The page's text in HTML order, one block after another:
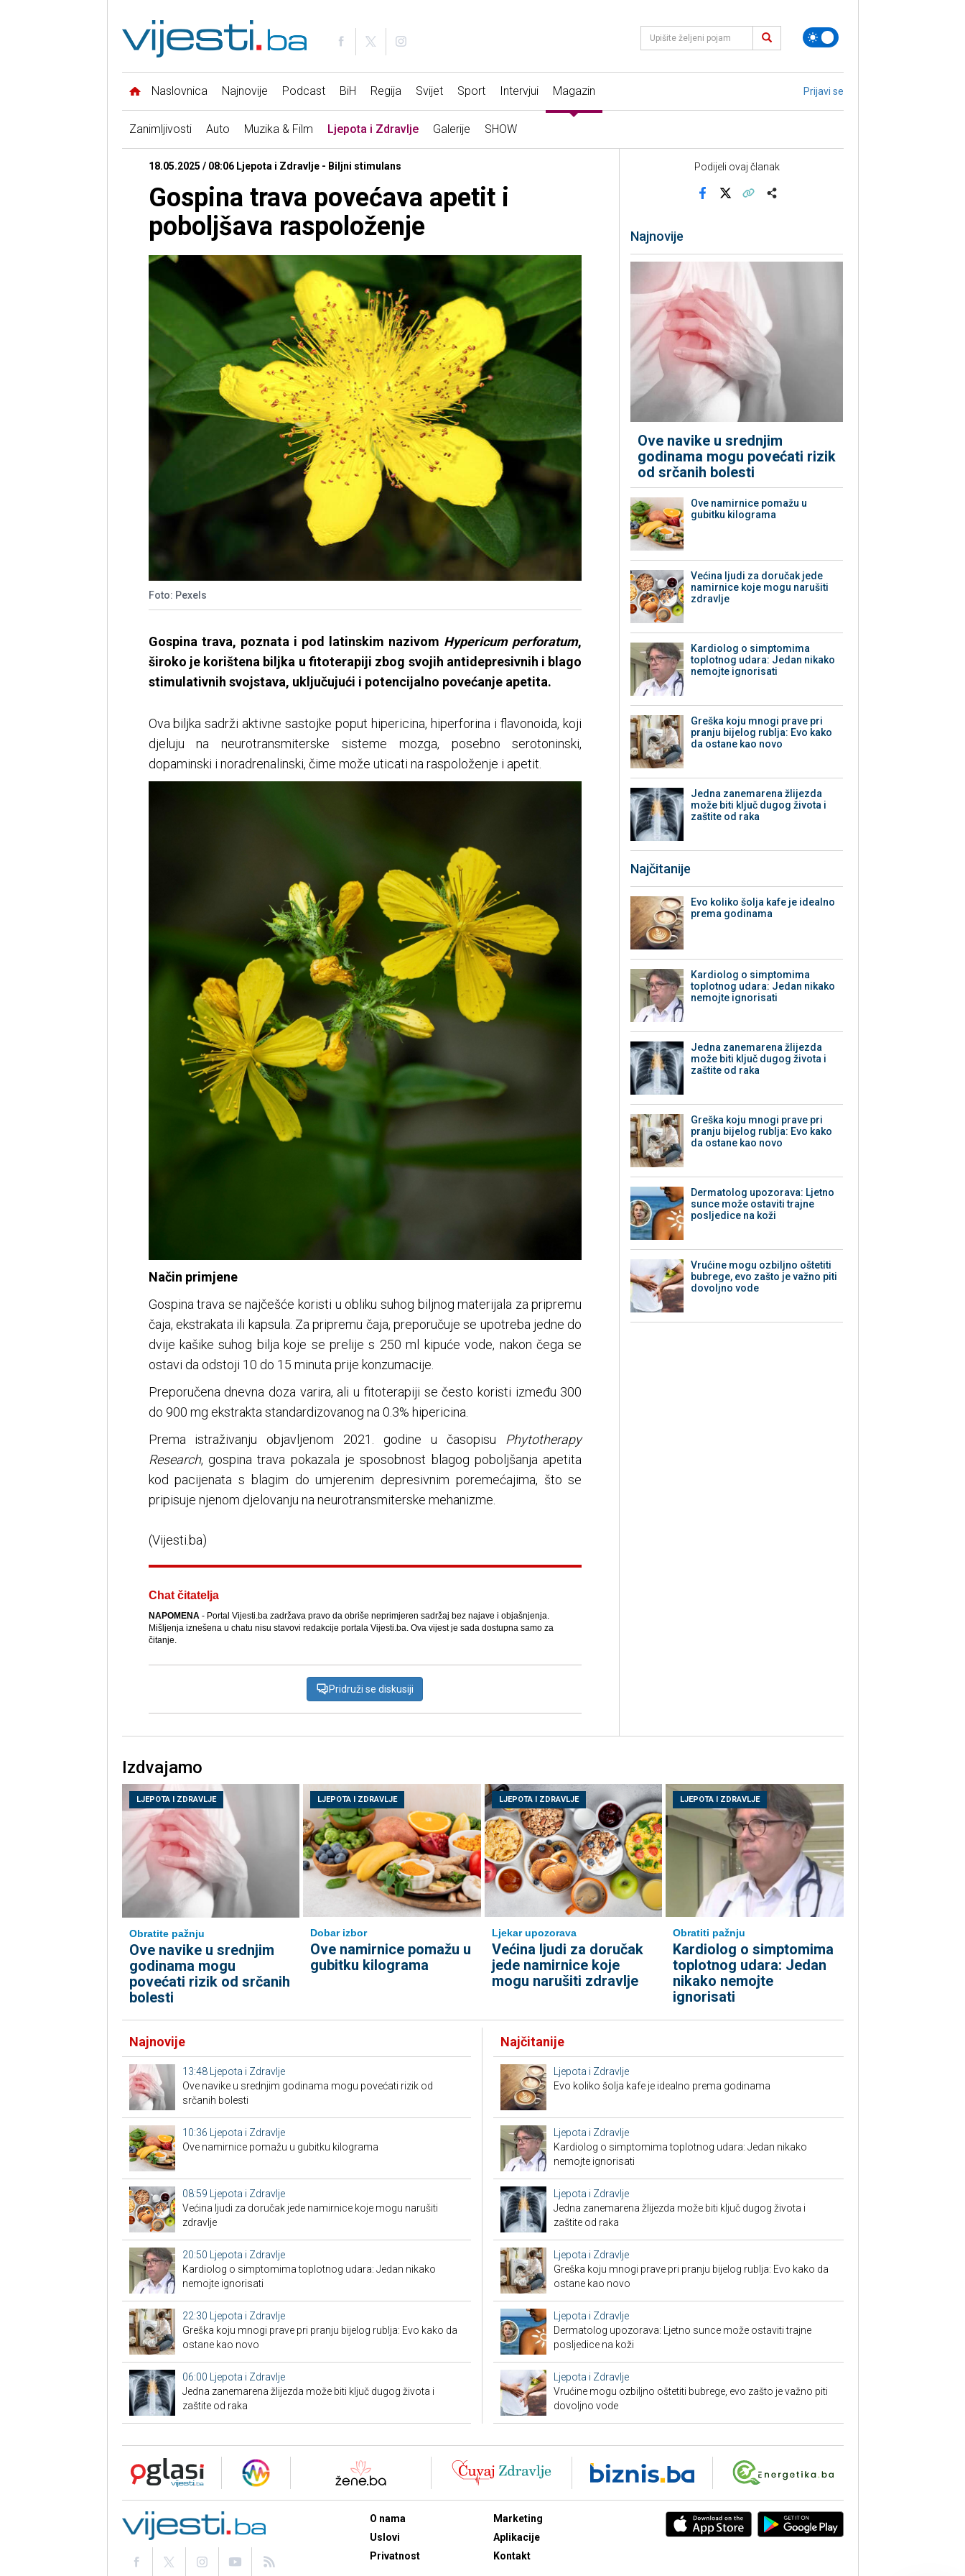
Naslovnica Najnovije Podcast BiH Regija Svijet Sport Intervjui Magazin Prijavi se
Zanimljivosti Auto Muzika & Film Ljepota i Zdravlje Galerije SHOW
18.05.2025 / 08:06 Ljepota i Zdravlje - Biljni stimulans
Gospina trava povećava apetit i
poboljšava raspoloženje
Foto: Pexels
Gospina trava, poznata i pod latinskim nazivom Hypericum perforatum,
široko je korištena biljka u fitoterapiji zbog svojih antidepresivnih i blago
stimulativnih svojstava, uključujući i potencijalno povećanje apetita.
Ova biljka sadrži aktivne sastojke poput hipericina, hiperforina i flavonoida, koji
djeluju na neurotransmiterske sisteme mozga, posebno serotoninski,
dopaminski i noradrenalinski, čime može uticati na raspoloženje i apetit.
Način primjene
Gospina trava se najčešće koristi u obliku suhog biljnog materijala za pripremu
čaja, ekstrakata ili kapsula. Za pripremu čaja, preporučuje se upotreba jedne do
dvije kašike suhog bilja koje se prelije s 250 ml kipuće vode, nakon čega se
ostavi da odstoji 10 do 15 minuta prije konzumacije.
Preporučena dnevna doza varira, ali u fitoterapiji se često koristi između 300
do 900 mg ekstrakta standardizovanog na 0.3% hipericina.
Prema istraživanju objavljenom 2021. godine u časopisu Phytotherapy
Research, gospina trava pokazala je sposobnost blagog poboljšanja apetita
kod pacijenata s blagim do umjerenim depresivnim poremećajima, što se
pripisuje njenom djelovanju na neurotransmiterske mehanizme.
(Vijesti.ba)
Chat čitatelja
NAPOMENA - Portal Vijesti.ba zadržava pravo da obriše neprimjeren sadržaj bez najave i objašnjenja.
Mišljenja iznešena u chatu nisu stavovi redakcije portala Vijesti.ba. Ova vijest je sada dostupna samo za
čitanje.
Pridruži se diskusiji
Podijeli ovaj članak
Najnovije
Ove navike u srednjim
godinama mogu povećati rizik
od srčanih bolesti
Ove namirnice pomažu u
gubitku kilograma
Većina ljudi za doručak jede
namirnice koje mogu narušiti
zdravlje
Kardiolog o simptomima
toplotnog udara: Jedan nikako
nemojte ignorisati
Greška koju mnogi prave pri
pranju bijelog rublja: Evo kako
da ostane kao novo
Jedna zanemarena žlijezda
može biti ključ dugog života i
zaštite od raka
Najčitanije
Evo koliko šolja kafe je idealno
prema godinama
Kardiolog o simptomima
toplotnog udara: Jedan nikako
nemojte ignorisati
Jedna zanemarena žlijezda
može biti ključ dugog života i
zaštite od raka
Greška koju mnogi prave pri
pranju bijelog rublja: Evo kako
da ostane kao novo
Dermatolog upozorava: Ljetno
sunce može ostaviti trajne
posljedice na koži
Vrućine mogu ozbiljno oštetiti
bubrege, evo zašto je važno piti
dovoljno vode
Izdvajamo
LJEPOTA I ZDRAVLJE
Obratite pažnju
Ove navike u srednjim
godinama mogu
povećati rizik od srčanih
bolesti
LJEPOTA I ZDRAVLJE
Dobar izbor
Ove namirnice pomažu u
gubitku kilograma
LJEPOTA I ZDRAVLJE
Ljekar upozorava
Većina ljudi za doručak
jede namirnice koje
mogu narušiti zdravlje
LJEPOTA I ZDRAVLJE
Obratiti pažnju
Kardiolog o simptomima
toplotnog udara: Jedan
nikako nemojte
ignorisati
Najnovije
13:48 Ljepota i Zdravlje
Ove navike u srednjim godinama mogu povećati rizik od
srčanih bolesti
10:36 Ljepota i Zdravlje
Ove namirnice pomažu u gubitku kilograma
08:59 Ljepota i Zdravlje
Većina ljudi za doručak jede namirnice koje mogu narušiti
zdravlje
20:50 Ljepota i Zdravlje
Kardiolog o simptomima toplotnog udara: Jedan nikako
nemojte ignorisati
22:30 Ljepota i Zdravlje
Greška koju mnogi prave pri pranju bijelog rublja: Evo kako da
ostane kao novo
06:00 Ljepota i Zdravlje
Jedna zanemarena žlijezda može biti ključ dugog života i
zaštite od raka
Najčitanije
Ljepota i Zdravlje
Evo koliko šolja kafe je idealno prema godinama
Ljepota i Zdravlje
Kardiolog o simptomima toplotnog udara: Jedan nikako
nemojte ignorisati
Ljepota i Zdravlje
Jedna zanemarena žlijezda može biti ključ dugog života i
zaštite od raka
Ljepota i Zdravlje
Greška koju mnogi prave pri pranju bijelog rublja: Evo kako da
ostane kao novo
Ljepota i Zdravlje
Dermatolog upozorava: Ljetno sunce može ostaviti trajne
posljedice na koži
Ljepota i Zdravlje
Vrućine mogu ozbiljno oštetiti bubrege, evo zašto je važno piti
dovoljno vode
O nama
Uslovi
Privatnost
Marketing
Aplikacije
Kontakt